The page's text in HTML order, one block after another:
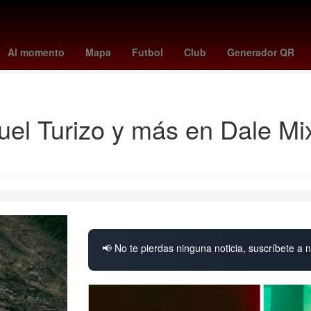
Al momento Mapa Futbol Club Generador QR
Miguel Hidalgo y Costilla Raúl Alpizar Pedro Sicard
Global por un aborto legal y seguro
Google Earth
Turizo y más en Dale
📢 No te pierdas ninguna noticia, suscríbete a